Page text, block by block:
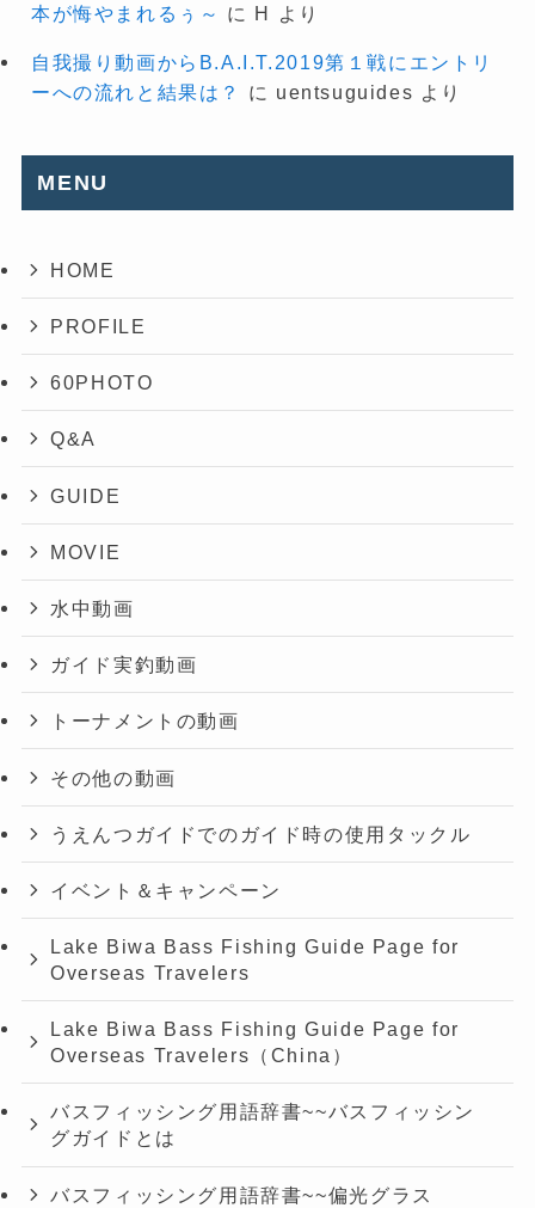
本が悔やまれるぅ～
に H より
自我撮り動画からB.A.I.T.2019第１戦にエントリ
ーへの流れと結果は？
に uentsuguides より
MENU
HOME
PROFILE
60PHOTO
Q&A
GUIDE
MOVIE
水中動画
ガイド実釣動画
トーナメントの動画
その他の動画
うえんつガイドでのガイド時の使用タックル
イベント＆キャンペーン
Lake Biwa Bass Fishing Guide Page for
Overseas Travelers
Lake Biwa Bass Fishing Guide Page for
Overseas Travelers（China）
バスフィッシング用語辞書~~バスフィッシン
グガイドとは
バスフィッシング用語辞書~~偏光グラス